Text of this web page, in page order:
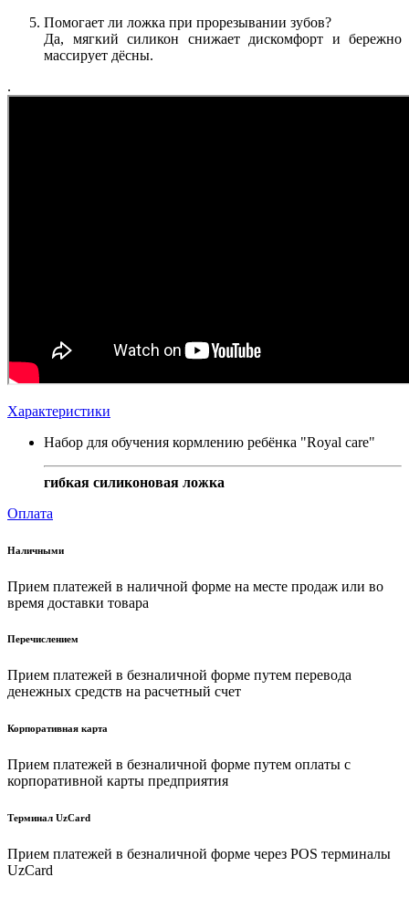
Помогает ли ложка при прорезывании зубов?
Да, мягкий силикон снижает дискомфорт и бережно
массирует дёсны.
.
Характеристики
Набор для обучения кормлению ребёнка "Royal care"
гибкая силиконовая ложка
Оплата
Наличными
Прием платежей в наличной форме на месте продаж или во
время доставки товара
Перечислением
Прием платежей в безналичной форме путем перевода
денежных средств на расчетный счет
Корпоративная карта
Прием платежей в безналичной форме путем оплаты с
корпоративной карты предприятия
Терминал UzCard
Прием платежей в безналичной форме через POS терминалы
UzCard